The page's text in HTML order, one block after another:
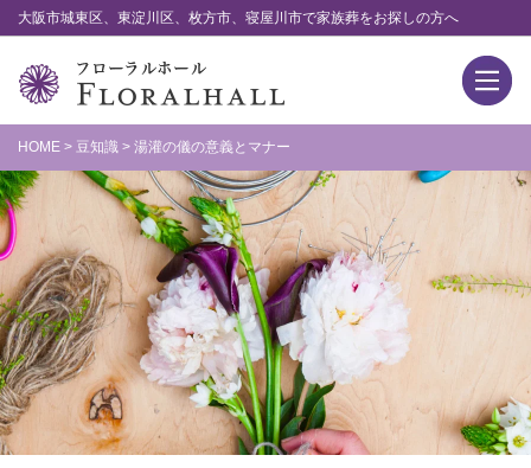
大阪市城東区、東淀川区、枚方市、寝屋川市で家族葬をお探しの方へ
HOME > 豆知識 > 湯灌の儀の意義とマナー